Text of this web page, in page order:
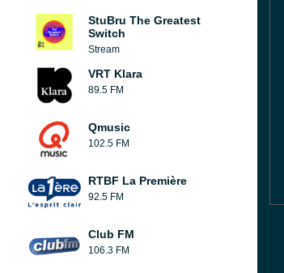
StuBru The Greatest
Switch
Stream
VRT Klara
89.5 FM
Qmusic
102.5 FM
RTBF La Première
92.5 FM
Club FM
106.3 FM